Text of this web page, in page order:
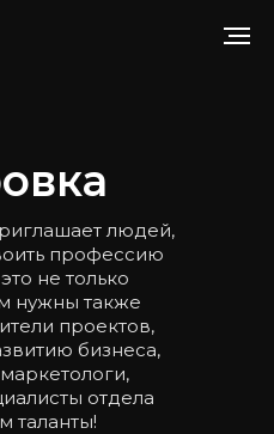
людей,
профессию
не только
нужны также
проектов,
бизнеса,
отдела
таланты!